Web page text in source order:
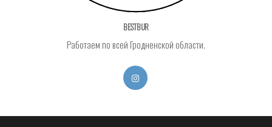
BESTBUR
Работаем по всей Гродненской области.